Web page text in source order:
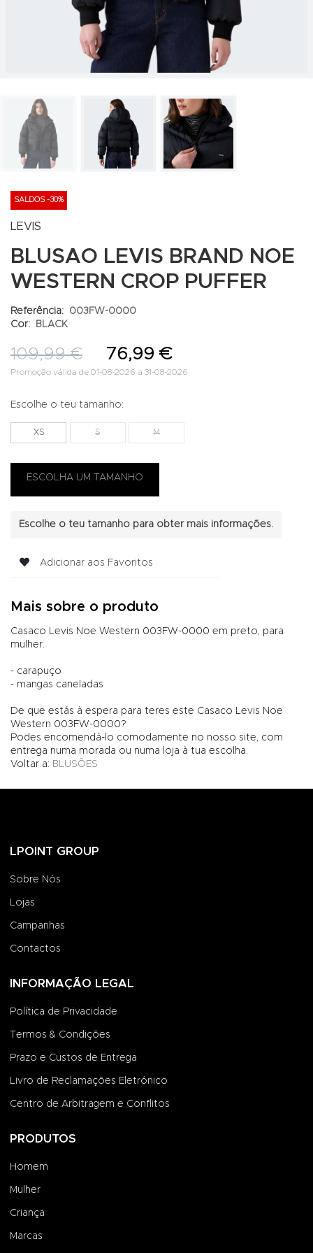
SALDOS -30%
LEVIS
BLUSAO LEVIS BRAND NOE
WESTERN CROP PUFFER
Referência:
003FW-0000
Cor:
BLACK
109,99 € 76,99 €
Promoção válida de 01-08-2026 a 31-08-2026
Escolhe o teu tamanho:
XS S M
Escolhe o teu tamanho para obter mais informações.
Adicionar aos Favoritos
Mais sobre o produto
Casaco Levis Noe Western 003FW-0000 em preto, para
mulher.
- carapuço
- mangas caneladas
De que estás à espera para teres este Casaco Levis Noe
Western 003FW-0000?
Podes encomendá-lo comodamente no nosso site, com
entrega numa morada ou numa loja à tua escolha.
Voltar a: BLUSÕES
LPOINT GROUP
Sobre Nós
Lojas
Campanhas
Contactos
INFORMAÇÃO LEGAL
Política de Privacidade
Termos & Condições
Prazo e Custos de Entrega
Livro de Reclamações Eletrónico
Centro de Arbitragem e Conflitos
PRODUTOS
Homem
Mulher
Criança
Marcas